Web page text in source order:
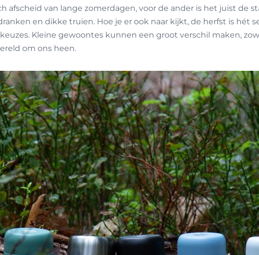
afscheid van lange zomerdagen, voor de ander is het juist de
en dikke truien. Hoe je er ook naar kijkt, de herfst is hét
Kleine gewoontes kunnen een groot verschil maken,
om ons heen.